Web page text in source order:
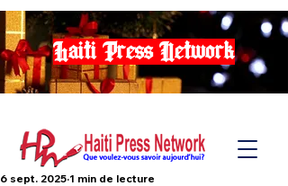
Haiti Press Network
6 sept. 2025 1 min de lecture